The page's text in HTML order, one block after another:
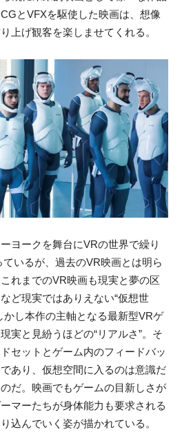
とVFXを駆使した映画は、想像
上げ観客を楽しませてくれる。
ヨークを舞台にVRの世界で繰り
いるが、過去のVR映画とは明ら
れまでのVR映画も現実と夢の区
ど現実ではありえない“仮想世
かし本作の主軸となる最新型VRゲ
実と見紛うほどの“リアルさ”。そ
セットとゲーム内のフィードバッ
あり、仮想空間に入るのは意識だ
だ。映画でもゲームの目新しさが
マーたちが身体能力も要求される
込んでいく姿が描かれている。